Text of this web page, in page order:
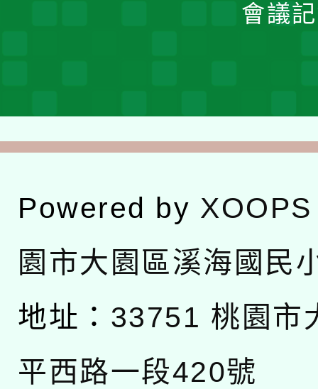
會議
Powered by XOOPS
園市大園區溪海國民
地址： 33751 桃園市
平西路一段420號